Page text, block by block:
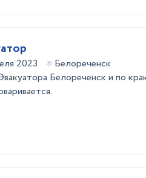
2023
Белореченск
Белореченск и по